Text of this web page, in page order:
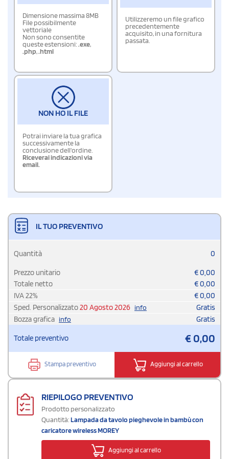
Dimensione massima 8MB
File possibilmente
vettoriale
Non sono consentite
queste estensioni:.exe,
.php,.html
Utilizzeremo un file grafico
precedentemente
acquisito, in una fornitura
passata.
NON HO IL FILE
Potrai inviare la tua grafica
successivamente la
conclusione dell'ordine.
Riceverai indicazioni via
email.
IL TUO PREVENTIVO
Quantità 0
Prezzo unitario €0,00
Totale netto
€0,00
IVA22% €0,00
Sped. Personalizzato20 Agosto 2026 info
Gratis
Bozza grafica info Gratis
Totale preventivo €0,00
Stampa preventivo Aggiungi al carrello
RIEPILOGO PREVENTIVO
Prodotto personalizzato
Quantità:Lampada da tavolo pieghevole in bambù con
caricatore wireless MOREY
Aggiungi al carrello